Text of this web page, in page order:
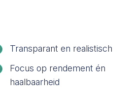
Transparant en realistisch
Focus op rendement én
haalbaarheid